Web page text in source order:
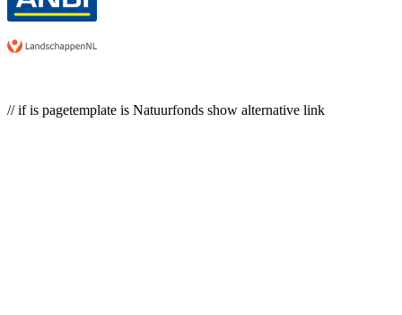
// if is pagetemplate is Natuurfonds show alternative link